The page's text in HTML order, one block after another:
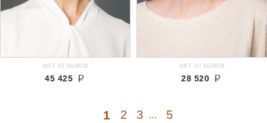
нет отзывов
45 425
нет отзывов
28 520
1 2 3 ... 5